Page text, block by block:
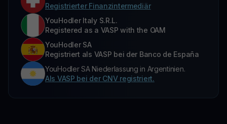
Registrierter Finanzintermediär
YouHodler Italy S.R.L.
Registered as a VASP with the OAM
YouHodler SA
Registriert als VASP bei der Banco de España
YouHodler SA Niederlassung in Argentinien.
Als VASP bei der CNV registriert.